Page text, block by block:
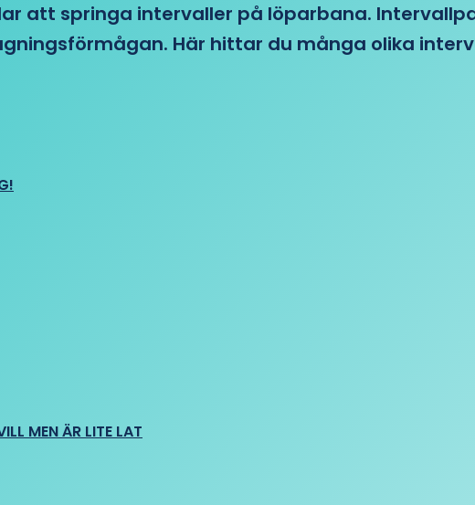
att springa intervaller på löparbana.
Här hittar du många olika
MEN ÄR LITE LAT